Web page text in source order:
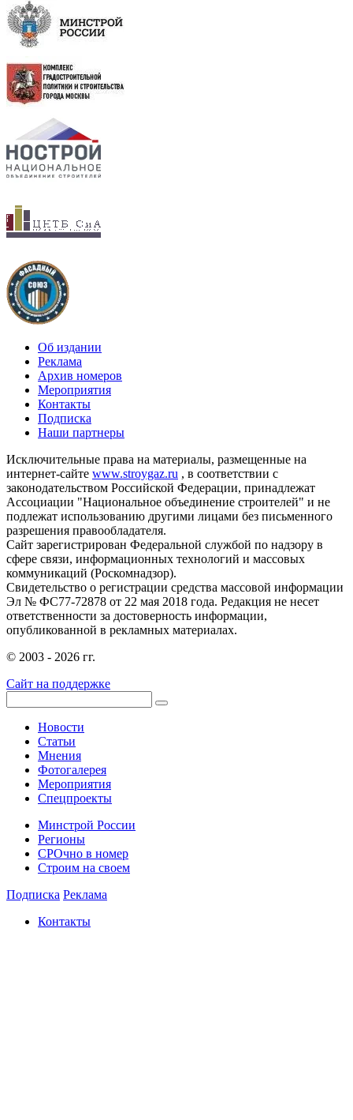
Об издании
Реклама
Архив номеров
Мероприятия
Контакты
Подписка
Наши партнеры
Исключительные права на материалы, размещенные на
интернет-сайте www.stroygaz.ru , в соответствии с
законодательством Российской Федерации, принадлежат
Ассоциации "Национальное объединение строителей" и не
подлежат использованию другими лицами без письменного
разрешения правообладателя.
Сайт зарегистрирован Федеральной службой по надзору в
сфере связи, информационных технологий и массовых
коммуникаций (Роскомнадзор).
Свидетельство о регистрации средства массовой информации
Эл № ФС77-72878 от 22 мая 2018 года. Редакция не несет
ответственности за достоверность информации,
опубликованной в рекламных материалах.
© 2003 - 2026 гг.
Сайт на поддержке
Новости
Статьи
Мнения
Фотогалерея
Мероприятия
Спецпроекты
Минстрой России
Регионы
СРОчно в номер
Строим на своем
Подписка Реклама
Контакты